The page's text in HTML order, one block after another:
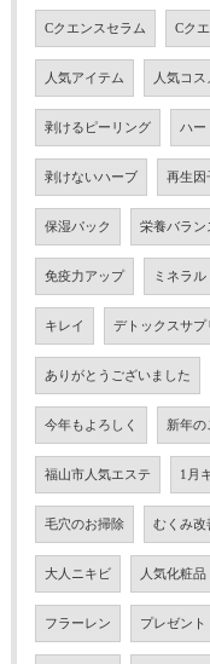
Cクエンスセラム Cク
人気アイテム 人気コス
剥けるピーリング ハー
剥けないハーブ 再生因
保湿パック 栄養バラン
免疫力アップ ミネラル
キレイ デトックスサプ
ありがとうございました
今年もよろしく 新年の
福山市人気エステ 1月
毛穴のお掃除 むくみ改
大人ニキビ 人気化粧品
フラーレン プレゼント